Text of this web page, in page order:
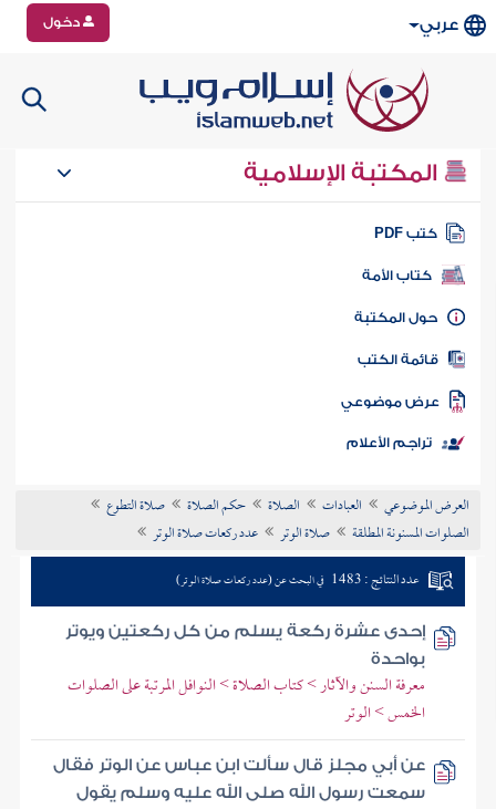
عربي دخول
المكتبة الإسلامية
كتب PDF
كتاب الأمة
المكتبة
الكتب
موضوعي
تراجم الأعلام
العرض الموضوعي العبادات الصلاة حكم الصلاة
صلاة التطوع
الصلوات المسنونة المطلقة
صلاة الوتر عدد ركعات صلاة الوتر
عدد النتائج : 1483 في البحث عن (عدد ركعات صلاة الوتر)
إحدى عشرة ركعة يسلم من كل ركعتين ويوتر
بواحدة
معرفة السنن والآثار > كتاب الصلاة > النوافل المرتبة على الصلوات
الخمس > الوتر
عن أبي مجلز قال سألت ابن عباس عن الوتر فقال
سمعت رسول الله صلى الله عليه وسلم يقول